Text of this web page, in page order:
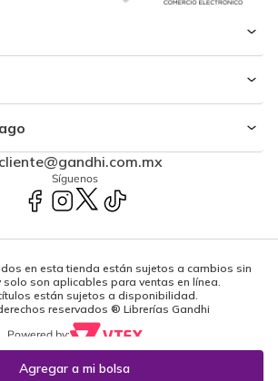
Síguenos
en esta tienda están sujetos a cambios sin
solo son aplicables para ventas en línea.
están sujetos a disponibilidad.
reservados ® Librerías Gandhi
Powered by: